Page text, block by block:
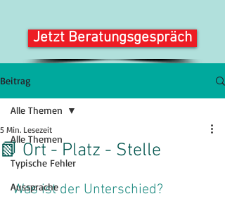
Jetzt Beratungsgespräch
Beitrag
Alle Themen
Typische Fehler
Aussprache
Alle Themen
📗 Ort - Platz - Stelle
5 Min. Lesezeit
Was ist der Unterschied?